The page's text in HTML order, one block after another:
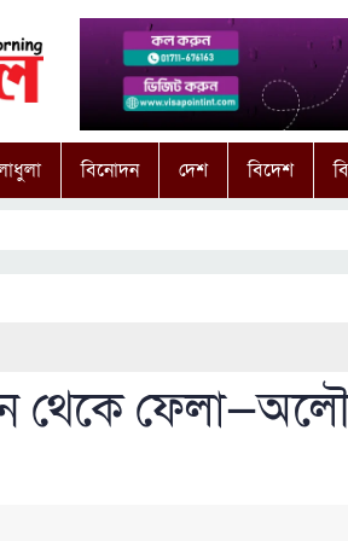
বিনোদন দেশ বিদেশ
থেকে